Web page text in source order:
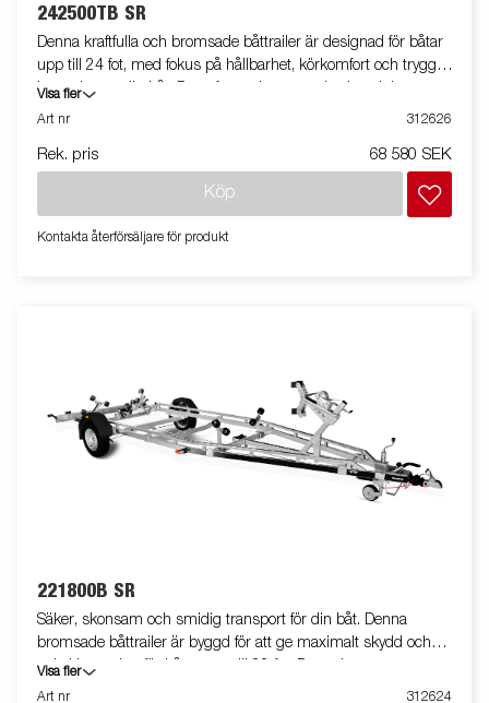
242500TB SR
Denna kraftfulla och bromsade båttrailer är designad för båtar
upp till 24 fot, med fokus på hållbarhet, körkomfort och trygg
hantering av din båt. Det v-formade, svetsade chassit har
dubbla stålprofiler som ger ökad vridstyvhet och jämn
tippbar superrullsvagga som ger extra stöd vid aktern och gör
och minimerar slitaget på skrovet. Kölrullar och dubbla
båtmodell perfekt. Skyddad kabeldragning och vattentäta
Visa fler
Art nr
312626
Rek. pris 68 580 SEK
Köp
Kontakta återförsäljare för produkt
221800B SR
Säker, skonsam och smidig transport för din båt. Denna
bromsade båttrailer är byggd för att ge maximalt skydd och
enkel hantering för båtar upp till 22 fot. Den robusta
konstruktionen med V-format, svetsat dubbelprofilschassi ger
Visa fler
Art nr
312624